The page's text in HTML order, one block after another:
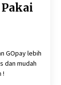
GOpay lebih
dan mudah
!